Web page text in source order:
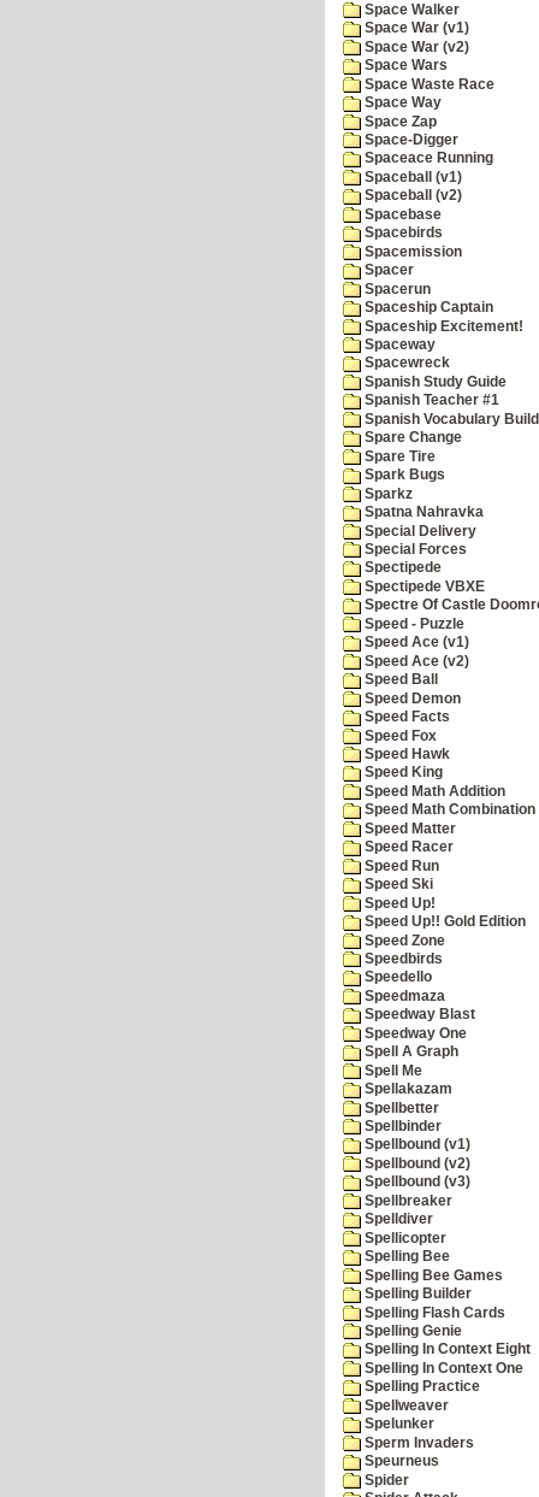
Space Walker
Space War (v1)
Space War (v2)
Space Wars
Space Waste Race
Space Way
Space Zap
Space-Digger
Spaceace Running
Spaceball (v1)
Spaceball (v2)
Spacebase
Spacebirds
Spacemission
Spacer
Spacerun
Spaceship Captain
Spaceship Excitement!
Spaceway
Spacewreck
Spanish Study Guide
Spanish Teacher #1
Spanish Vocabulary
Spare Change
Spare Tire
Spark Bugs
Sparkz
Spatna Nahravka
Special Delivery
Special Forces
Spectipede
Spectipede VBXE
Spectre Of Castle
Speed - Puzzle
Speed Ace (v1)
Speed Ace (v2)
Speed Ball
Speed Demon
Speed Facts
Speed Fox
Speed Hawk
Speed King
Speed Math Addition
Speed Math Combination
Speed Matter
Speed Racer
Speed Run
Speed Ski
Speed Up!
Speed Up!! Gold Edition
Speed Zone
Speedbirds
Speedello
Speedmaza
Speedway Blast
Speedway One
Spell A Graph
Spell Me
Spellakazam
Spellbetter
Spellbinder
Spellbound (v1)
Spellbound (v2)
Spellbound (v3)
Spellbreaker
Spelldiver
Spellicopter
Spelling Bee
Spelling Bee Games
Spelling Builder
Spelling Flash Cards
Spelling Genie
Spelling In Context Eight
Spelling In Context One
Spelling Practice
Spellweaver
Spelunker
Sperm Invaders
Speurneus
Spider